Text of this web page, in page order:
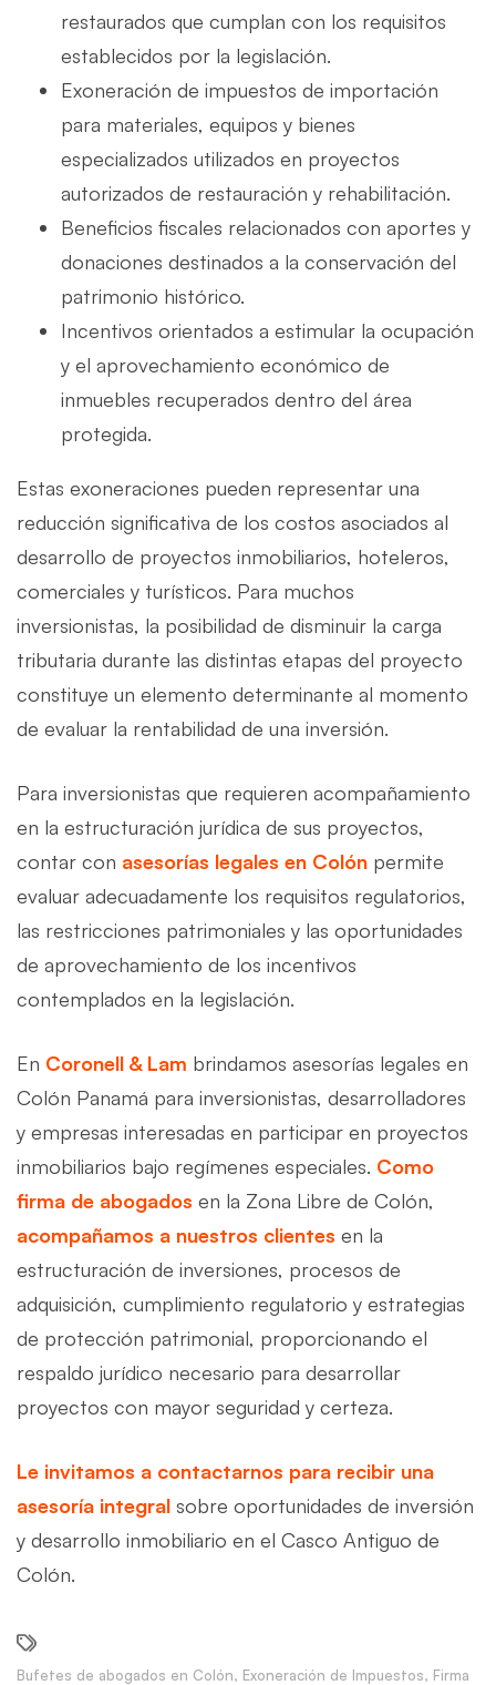
restaurados que cumplan con los requisitos
establecidos por la legislación.
Exoneración de impuestos de importación
para materiales, equipos y bienes
especializados utilizados en proyectos
autorizados de restauración y rehabilitación.
Beneficios fiscales relacionados con aportes y
donaciones destinados a la conservación del
patrimonio histórico.
Incentivos orientados a estimular la ocupación
y el aprovechamiento económico de
inmuebles recuperados dentro del área
protegida.
Estas exoneraciones pueden representar una
reducción significativa de los costos asociados al
desarrollo de proyectos inmobiliarios, hoteleros,
comerciales y turísticos. Para muchos
inversionistas, la posibilidad de disminuir la carga
tributaria durante las distintas etapas del proyecto
constituye un elemento determinante al momento
de evaluar la rentabilidad de una inversión.
Para inversionistas que requieren acompañamiento
en la estructuración jurídica de sus proyectos,
contar con asesorías legales en Colón permite
evaluar adecuadamente los requisitos regulatorios,
las restricciones patrimoniales y las oportunidades
de aprovechamiento de los incentivos
contemplados en la legislación.
En Coronell & Lam brindamos asesorías legales en
Colón Panamá para inversionistas, desarrolladores
y empresas interesadas en participar en proyectos
inmobiliarios bajo regímenes especiales. Como
firma de abogados en la Zona Libre de Colón,
acompañamos a nuestros clientes en la
estructuración de inversiones, procesos de
adquisición, cumplimiento regulatorio y estrategias
de protección patrimonial, proporcionando el
respaldo jurídico necesario para desarrollar
proyectos con mayor seguridad y certeza.
Le invitamos a contactarnos para recibir una
asesoría integral sobre oportunidades de inversión
y desarrollo inmobiliario en el Casco Antiguo de
Colón.
Bufetes de abogados en Colón, Exoneración de Impuestos, Firma